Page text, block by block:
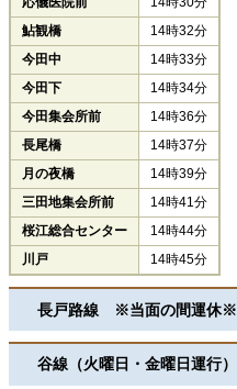
鮎観橋
14時32分
今田中
14時33分
今田下
14時34分
今田集会所前
14時36分
長尾橋
14時37分
月の夜橋
14時39分
三田地集会所前
14時41分
桜江総合センター
14時44分
川戸
14時45分
長戸路線 ※当面の間運休※
谷線（火曜日・金曜日運行）